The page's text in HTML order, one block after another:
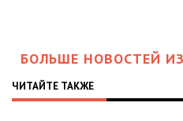
БОЛЬШЕ НОВОСТЕЙ
ЧИТАЙТЕ ТАКЖЕ